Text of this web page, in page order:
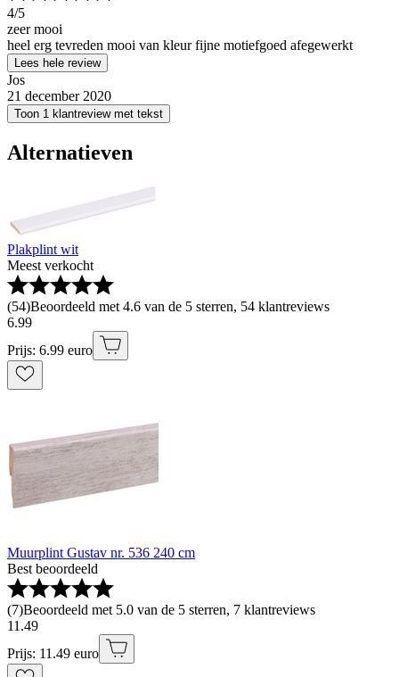
4/5
zeer mooi
heel erg tevreden mooi van kleur fijne motiefgoed afegewerkt
Lees hele review
Jos
21 december 2020
Toon 1 klantreview met tekst
Alternatieven
Plakplint wit
Meest verkocht
(54)Beoordeeld met 4.6 van de 5 sterren, 54 klantreviews
6.99
Prijs: 6.99 euro
Muurplint Gustav nr. 536 240 cm
Best beoordeeld
(7)Beoordeeld met 5.0 van de 5 sterren, 7 klantreviews
11 .49
Prijs: 11.49 euro